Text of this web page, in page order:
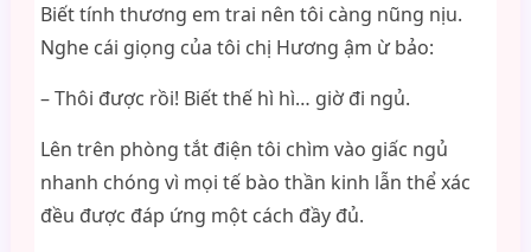
Biết tính thương em trai nên tôi càng nũng nịu.
Nghe cái giọng của tôi chị Hương ậm ừ bảo:
– Thôi được rồi! Biết thế hì hì… giờ đi ngủ.
Lên trên phòng tắt điện tôi chìm vào giấc ngủ
nhanh chóng vì mọi tế bào thần kinh lẫn thể xác
đều được đáp ứng một cách đầy đủ.